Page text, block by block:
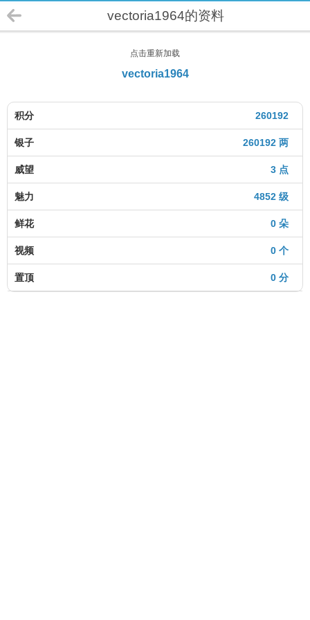
vectoria1964的资料
点击重新加载
vectoria1964
260192
积分
260192 两
银子
3 点
威望
4852 级
魅力
0 朵
鲜花
0 个
视频
0 分
置顶